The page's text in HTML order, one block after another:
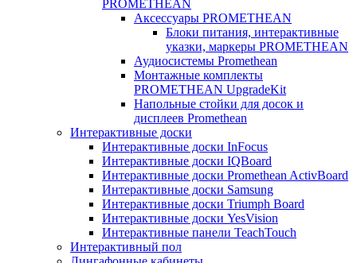
PROMETHEAN
Аксессуары PROMETHEAN
Блоки питания, интерактивные
указки, маркеры PROMETHEAN
Аудиосистемы Promethean
Монтажные комплекты
PROMETHEAN UpgradeKit
Напольные стойки для досок и
дисплеев Promethean
Интерактивные доски
Интерактивные доски InFocus
Интерактивные доски IQBoard
Интерактивные доски Promethean ActivBoard
Интерактивные доски Samsung
Интерактивные доски Triumph Board
Интерактивные доски YesVision
Интерактивные панели TeachTouch
Интерактивный пол